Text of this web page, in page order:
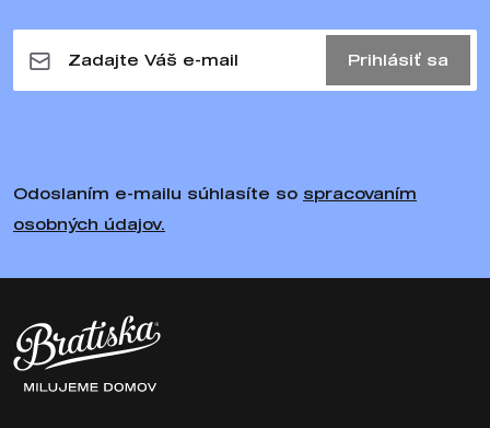
Prihlásiť sa
Odoslaním e-mailu súhlasíte so spracovaním
osobných údajov.